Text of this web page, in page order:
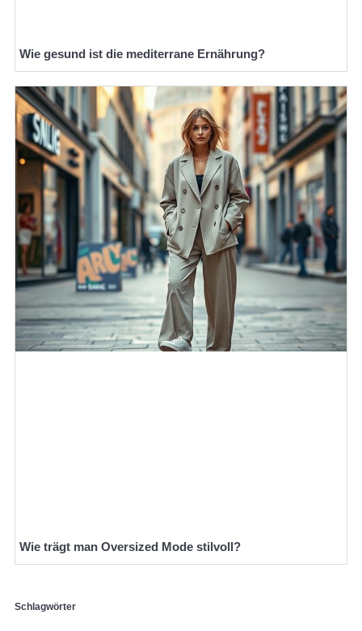
Wie gesund ist die mediterrane Ernährung?
Wie trägt man Oversized Mode stilvoll?
Schlagwörter